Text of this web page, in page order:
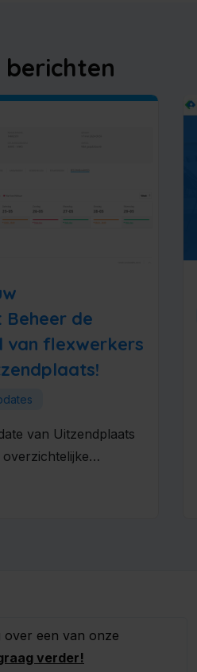
berichten
de
van flexwerkers
van Uitzendplaats
over een van onze
verder!